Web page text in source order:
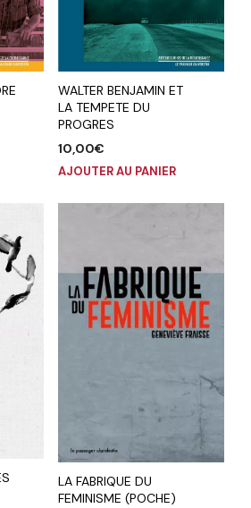
WALTER BENJAMIN ET
LA TEMPETE DU
PROGRES
10,00€
AJOUTER AU PANIER
LA FABRIQUE DU
FEMINISME (POCHE)